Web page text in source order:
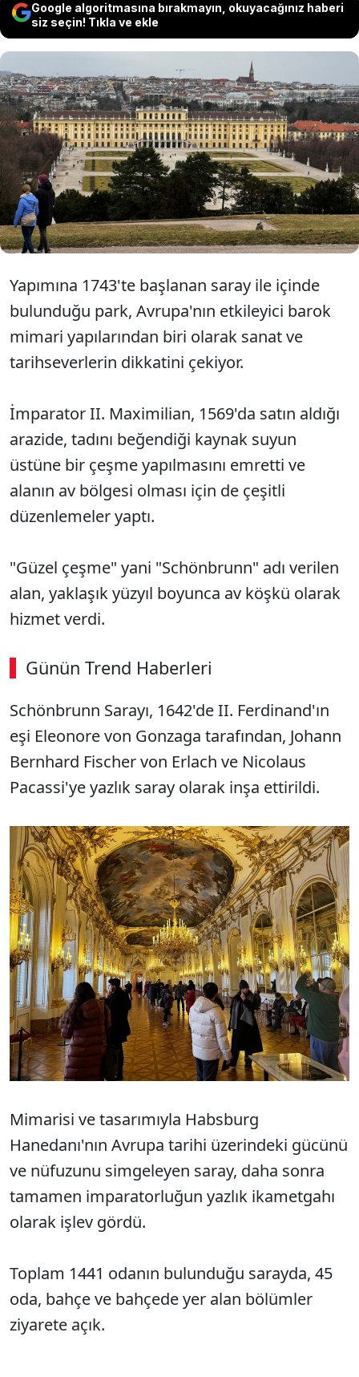
Google algoritmasına bırakmayın, okuyacağınız haberi
siz seçin! Tıkla ve ekle
Avrupa'nın çeşitli ülkelerini yüzyıllar boyunca
yönetmiş Habsburg Hanedanı'nın yazlık sarayı
"Schloss Schönbrunn" (Schönbrunn Sarayı),
Viyana'nın önemli cazibe merkezlerinden biri
olarak her yıl yüz binlerce ziyaretçiyi ağırlıyor.
Yapımına 1743'te başlanan saray ile içinde
bulunduğu park, Avrupa'nın etkileyici barok
mimari yapılarından biri olarak sanat ve
tarihseverlerin dikkatini çekiyor.
İmparator II. Maximilian, 1569'da satın aldığı
arazide, tadını beğendiği kaynak suyun
üstüne bir çeşme yapılmasını emretti ve
alanın av bölgesi olması için de çeşitli
düzenlemeler yaptı.
"Güzel çeşme" yani "Schönbrunn" adı verilen
alan, yaklaşık yüzyıl boyunca av köşkü olarak
hizmet verdi.
Günün Trend Haberleri
00:03 / 08:15
Sesi Aç
Schönbrunn Sarayı, 1642'de II. Ferdinand'ın
eşi Eleonore von Gonzaga tarafından, Johann
Bernhard Fischer von Erlach ve Nicolaus
Pacassi'ye yazlık saray olarak inşa ettirildi.
Mimarisi ve tasarımıyla Habsburg
Hanedanı'nın Avrupa tarihi üzerindeki gücünü
ve nüfuzunu simgeleyen saray, daha sonra
tamamen imparatorluğun yazlık ikametgahı
olarak işlev gördü.
Toplam 1441 odanın bulunduğu sarayda, 45
oda, bahçe ve bahçede yer alan bölümler
ziyarete açık.